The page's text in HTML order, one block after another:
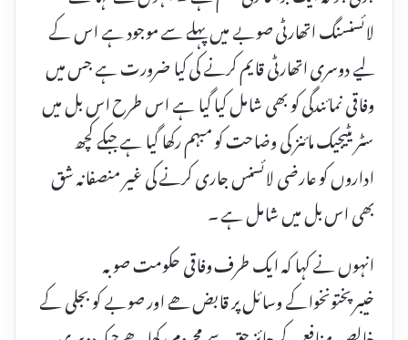
لائسنسنگ اتھارٹی صوبے میں پہلے سے موجود ہے اس کے
لیے دوسری اتھارٹی قایم کرنے کی کیا ضرورت ہے جس میں
وفاقی نمائندگی کو بھی شامل کیا گیا ہے اس طرح اس بل میں
سٹر یٹیجیک مائنز کی وضاحت کو مبہم رکھا گیا ہے جبکے کچھ
اداروں کو عارضی لائسنس جاری کرنے کی غیر منصفانہ شق
بھی اس بل میں شامل ہے ۔
انہوں نے کہا کہ ایک طرف وفاقی حکومت صوبہ
خیبرپختونخواکے وسائل پر قابض ھے اور صوبے کو بجلی کے